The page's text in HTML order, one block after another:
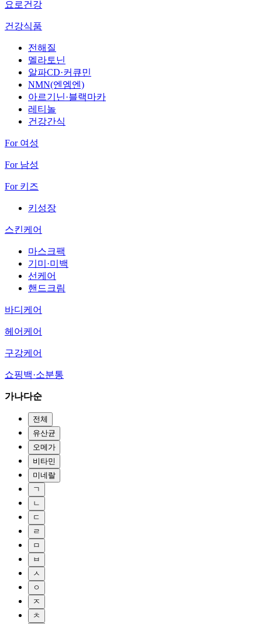
요로건강
건강식품
전해질
멜라토닌
알파CD·커큐민
NMN(엔엠엔)
아르기닌·블랙마카
레티놀
건강간식
For 여성
For 남성
For 키즈
키성장
스킨케어
마스크팩
기미·미백
선케어
핸드크림
바디케어
헤어케어
구강케어
쇼핑백·소분통
가나다순
전체
유산균
오메가
비타민
미네랄
ㄱ
ㄴ
ㄷ
ㄹ
ㅁ
ㅂ
ㅅ
ㅇ
ㅈ
ㅊ